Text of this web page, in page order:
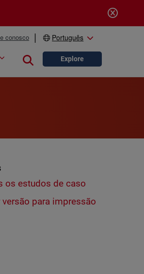
conosco Português
Close search
Explore
os estudos de caso
versão para impressão